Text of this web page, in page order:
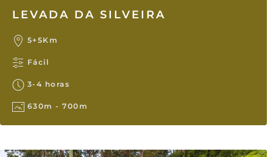
LEVADA DA SILVEIRA
5+5Km
Fácil
3-4 horas
630m - 700m